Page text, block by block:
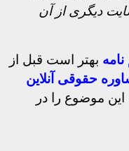
دیگری از آن
بهتر است قبل از
حقوقی آنلاین
این موضوع را در